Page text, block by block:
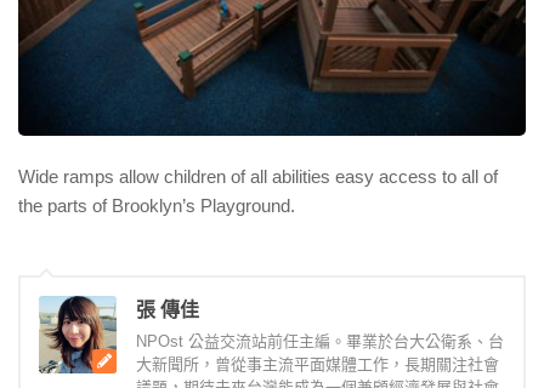
Wide ramps allow children of all abilities easy access to all of
the parts of Brooklyn’s Playground.
張 傳佳
NPOst 公益交流站前任主編。畢業於台大公衛系、台
大新聞所，曾從事主流平面媒體工作，長期關注社會